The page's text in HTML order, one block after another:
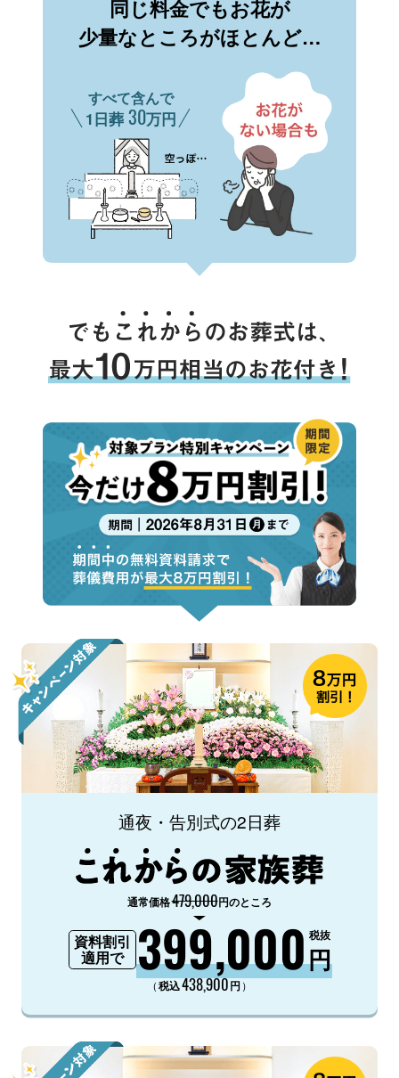
同じ料金でもお花が
少量なところがほとんど…
すべて含んで
1日葬 30万円
通夜・告別式の2日葬
通常価格479,000円のところ
資料割引
適用で
399,000円
税抜
（税込438,900円 ）